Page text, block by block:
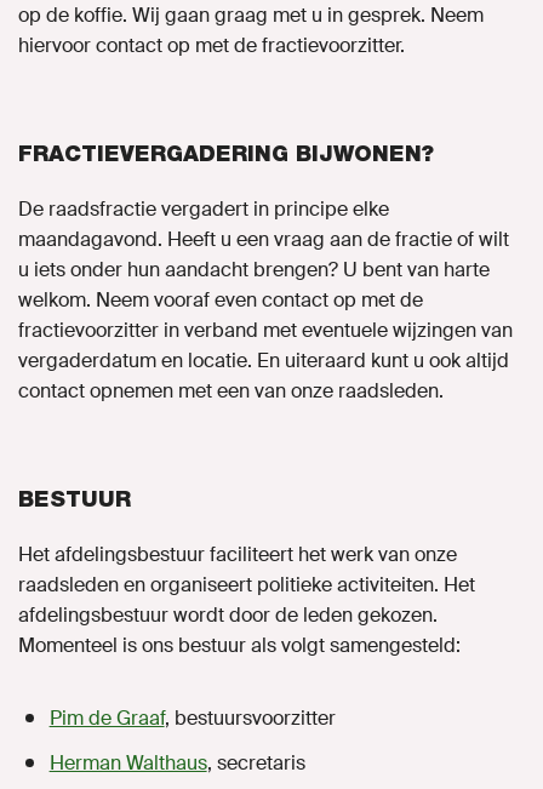
op de koffie. Wij gaan graag met u in gesprek. Neem
hiervoor contact op met de fractievoorzitter.
FRACTIEVERGADERING BIJWONEN?
De raadsfractie vergadert in principe elke
maandagavond. Heeft u een vraag aan de fractie of wilt
u iets onder hun aandacht brengen? U bent van harte
welkom. Neem vooraf even contact op met de
fractievoorzitter in verband met eventuele wijzingen van
vergaderdatum en locatie. En uiteraard kunt u ook altijd
contact opnemen met een van onze raadsleden.
BESTUUR
Het afdelingsbestuur faciliteert het werk van onze
raadsleden en organiseert politieke activiteiten. Het
afdelingsbestuur wordt door de leden gekozen.
Momenteel is ons bestuur als volgt samengesteld:
Pim de Graaf, bestuursvoorzitter
Herman Walthaus, secretaris